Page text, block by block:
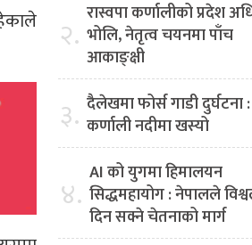
२. रास्वपा कर्णालीको प्रदेश
भोलि, नेतृत्व चयनमा पाँच
आकाङ्क्षी
३. दैलेखमा फोर्स गाडी दुर्घटना :
कर्णाली नदीमा खस्यो
४. AI को युगमा हिमालयन
सिद्धमहायोग : नेपालले
दिन सक्ने चेतनाको मार्ग